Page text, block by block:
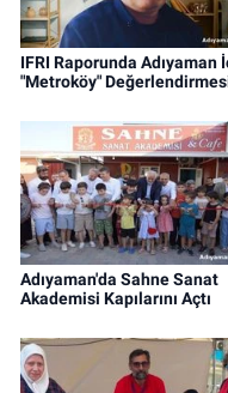
IFRI Raporunda Adıyaman
"Metroköy"
Adıyaman'da Sahne Sanat
Akademisi Kapılarını Açtı